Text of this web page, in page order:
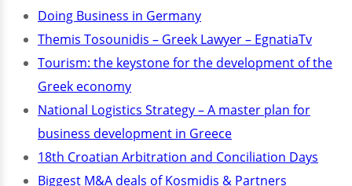
Doing Business in Germany
Themis Tosounidis – Greek Lawyer – EgnatiaTv
Tourism: the keystone for the development of the
Greek economy
National Logistics Strategy – A master plan for
business development in Greece
18th Croatian Arbitration and Conciliation Days
Biggest M&A deals of Kosmidis & Partners